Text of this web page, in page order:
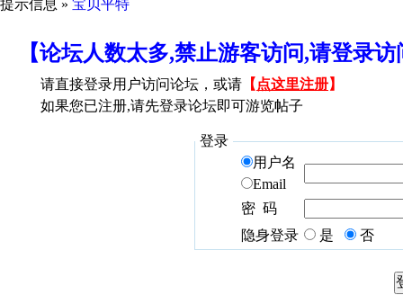
提示信息 » 宝贝平特
【论坛人数太多,禁止游客访问,请登录
请直接登录用户访问论坛，或请 【 点这里注册】
如果您已注册,请先登录论坛即可游览帖子
登录
用户名
Email
密 码
隐身登录
是 否